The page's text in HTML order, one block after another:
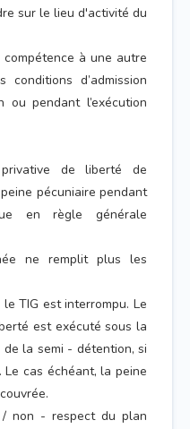
sur le lieu d'activité du
à une autre
conditions d’admission
ou pendant l’exécution
de liberté de
pécuniaire pendant
en règle générale
ne remplit plus les
TIG est interrompu. Le
est exécuté sous la
la semi - détention, si
cas échéant, la peine
non - respect du plan